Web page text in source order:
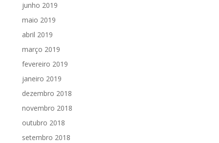
junho 2019
maio 2019
abril 2019
março 2019
fevereiro 2019
janeiro 2019
dezembro 2018
novembro 2018
outubro 2018
setembro 2018